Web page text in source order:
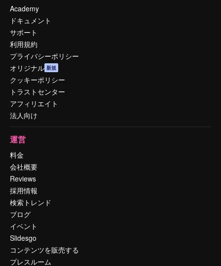
Academy
ドキュメント
サポート
利用規約
プライバシーポリシー
オリジナル 新規
クッキーポリシー
トラストセンター
アフィリエイト
法人向け
運営
料金
会社概要
Reviews
採用情報
検索トレンド
ブログ
イベント
Slidesgo
コンテンツを販売する
プレスルーム